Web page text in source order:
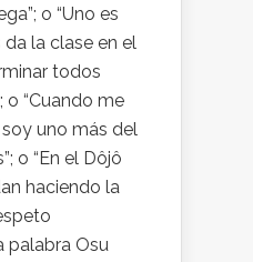
o “Uno es
da la clase en el
todos
o “Cuando me
uno más del
o “En el Dôjô
haciendo la
palabra Osu